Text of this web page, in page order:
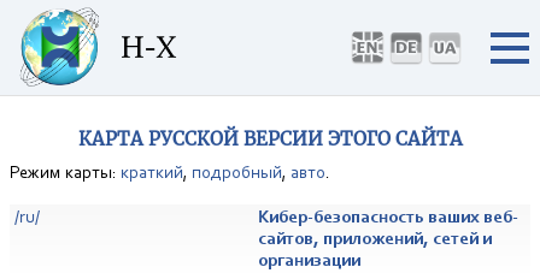
КАРТА РУССКОЙ ВЕРСИИ ЭТОГО САЙТА
Режим карты: краткий, подробный, авто.
/ru/
Кибер-безопасность ваших веб-
сайтов, приложений, сетей и
организации